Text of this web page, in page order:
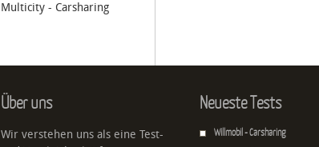
Multicity - Carsharing
Über uns
Wir verstehen uns als eine Test-
Neueste Tests
Willmobil - Carsharing